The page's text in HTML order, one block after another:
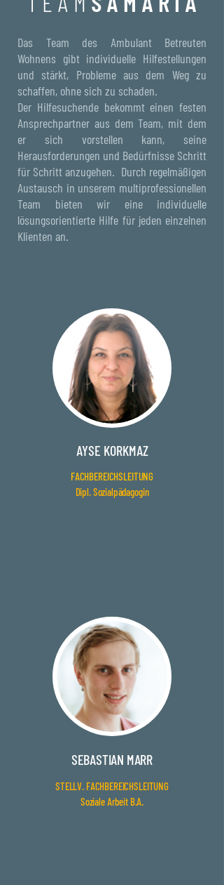
Das Team des Ambulant Betreuten
Wohnens gibt individuelle Hilfestellungen
und stärkt, Probleme aus dem Weg zu
schaffen, ohne sich zu schaden.
Der Hilfesuchende bekommt einen festen
Ansprechpartner aus dem Team, mit dem
er sich vorstellen kann, seine
Herausforderungen und Bedürfnisse Schritt
für Schritt anzugehen. Durch regelmäßigen
Austausch in unserem multiprofessionellen
Team bieten wir eine individuelle
lösungsorientierte Hilfe für jeden einzelnen
Klienten an.
AYSE KORKMAZ
FACHBEREICHSLEITUNG
Dipl. Sozialpädagogin
SEBASTIAN MARR
STELLV. FACHBEREICHSLEITUNG
Soziale Arbeit B.A.